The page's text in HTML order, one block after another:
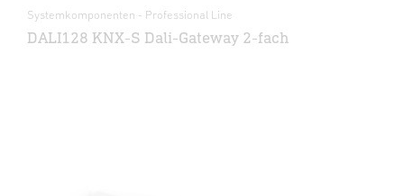
Systemkomponenten - Professional Line
DALI128 KNX-S Dali-Gateway 2-fach